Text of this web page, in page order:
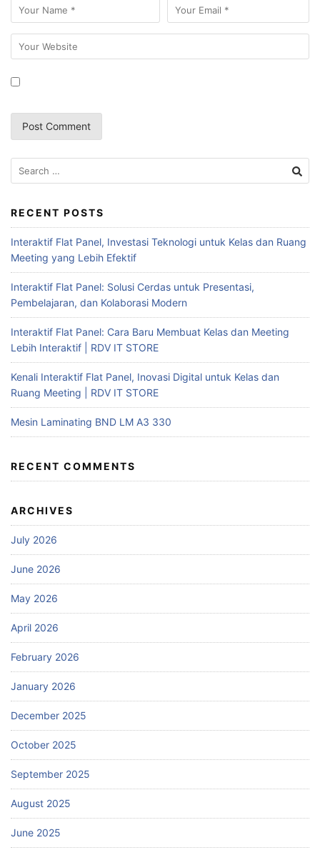
RECENT POSTS
Interaktif Flat Panel, Investasi Teknologi untuk Kelas dan Ruang
Meeting yang Lebih Efektif
Interaktif Flat Panel: Solusi Cerdas untuk Presentasi,
Pembelajaran, dan Kolaborasi Modern
Interaktif Flat Panel: Cara Baru Membuat Kelas dan Meeting
Lebih Interaktif | RDV IT STORE
Kenali Interaktif Flat Panel, Inovasi Digital untuk Kelas dan
Ruang Meeting | RDV IT STORE
Mesin Laminating BND LM A3 330
RECENT COMMENTS
ARCHIVES
July 2026
June 2026
May 2026
April 2026
February 2026
January 2026
December 2025
October 2025
September 2025
August 2025
June 2025